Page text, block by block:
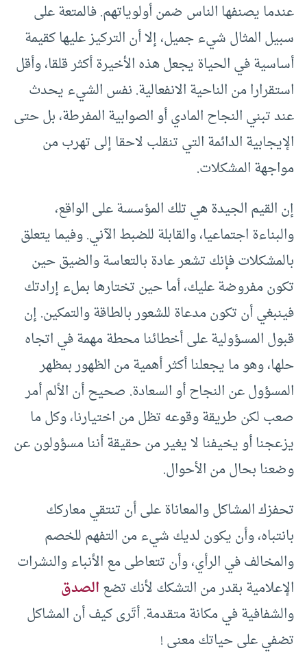
عندما يصنفها الناس ضمن أولوياتهم. فالمتعة على
سبيل المثال شيء جميل، إلا أن التركيز عليها كقيمة
أساسية في الحياة يجعل هذه الأخيرة أكثر قلقا، وأقل
استقرارا من الناحية الانفعالية. نفس الشيء يحدث
عند تبني النجاح المادي أو الصوابية المفرطة، بل حتى
الإيجابية الدائمة التي تنقلب لاحقا إلى تهرب من
مواجهة المشكلات.
إن القيم الجيدة هي تلك المؤسسة على الواقع،
والبناءة اجتماعيا، والقابلة للضبط الآني. وفيما يتعلق
بالمشكلات فإنك تشعر عادة بالتعاسة والضيق حين
تكون مفروضة عليك، أما حين تختارها بملء إرادتك
فينبغي أن تكون مدعاة للشعور بالطاقة والتمكين. إن
قبول المسؤولية على أخطائنا محطة مهمة في اتجاه
حلها، وهو ما يجعلنا أكثر أهمية من الظهور بمظهر
المسؤول عن النجاح أو السعادة. صحيح أن الألم أمر
صعب لكن طريقة وقوعه تظل من اختيارنا، وكل ما
يزعجنا أو يخيفنا لا يغير من حقيقة أننا مسؤولون عن
وضعنا بحال من الأحوال.
تحفزك المشاكل والمعاناة على أن تنتقي معاركك
بانتباه، وأن يكون لديك شيء من التفهم للخصم
والمخالف في الرأي، وأن تتعاطى مع الأنباء والنشرات
الإعلامية بقدر من التشكك لأنك تضعالصدق
والشفافية في مكانة متقدمة. أتَرى كيف أن المشاكل
تضفي على حياتك معنى !